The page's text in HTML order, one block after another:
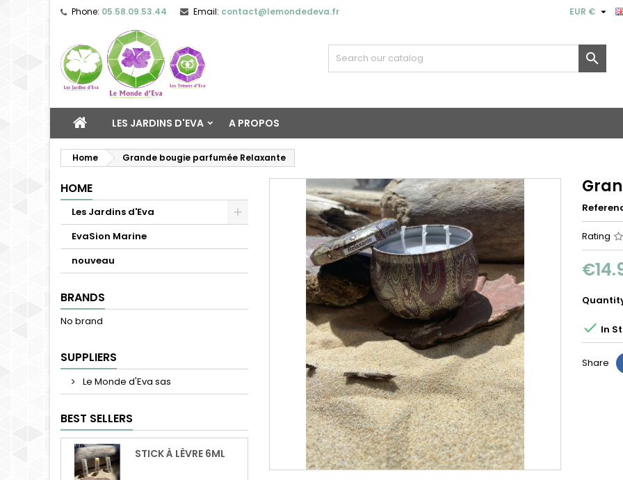
Phone: 05.58.09.53.44 Email: contact@lemondedeva.fr EUR € 

LES JARDINS D'EVA A PROPOS
Home Grande bougie parfumée Relaxante
HOME
Les Jardins d'Eva
EvaSion Marine
nouveau
BRANDS
No brand
SUPPLIERS
Le Monde d'Eva sas
BEST SELLERS
STICK À LÈVRE 6ML
Rating
 In
Share